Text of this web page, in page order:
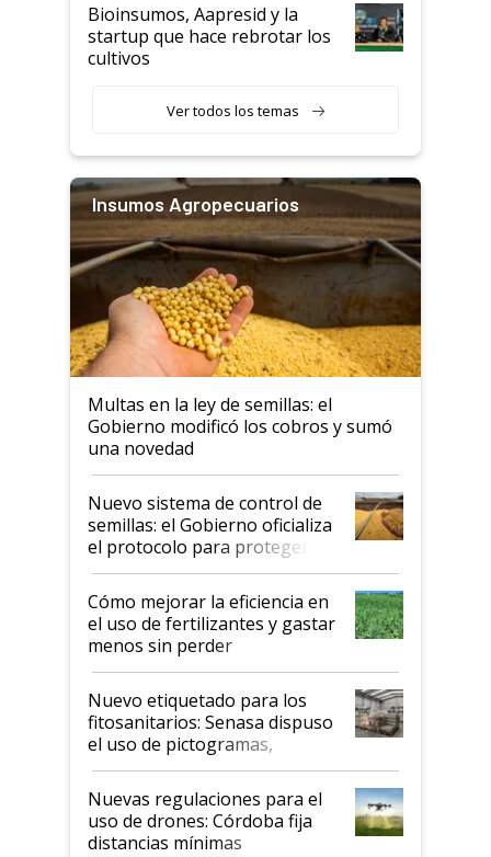
Bioinsumos, Aapresid y la
startup que hace rebrotar los
cultivos
Ver todos los temas
Insumos Agropecuarios
Multas en la ley de semillas: el
Gobierno modificó los cobros y sumó
una novedad
Nuevo sistema de control de
semillas: el Gobierno oficializa
el protocolo para proteger la
propiedad intelectual
Cómo mejorar la eficiencia en
el uso de fertilizantes y gastar
menos sin perder
productividad en la campaña
fina
Nuevo etiquetado para los
fitosanitarios: Senasa dispuso
el uso de pictogramas,
palabras de advertencia e
indicaciones
Nuevas regulaciones para el
uso de drones: Córdoba fija
distancias mínimas